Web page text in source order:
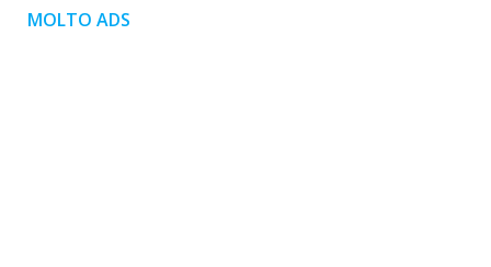
MOLTO ADS